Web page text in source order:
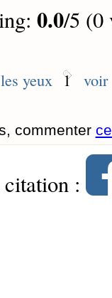
0.0/5 (0
yeux 1 voir
commenter
: